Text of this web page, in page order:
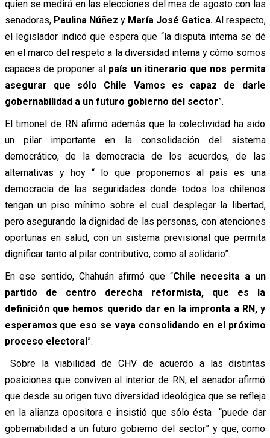
quien se medirá en las elecciones del mes de agosto con las
senadoras, Paulina Núñez y María José Gatica. Al respecto,
el legislador indicó que espera que “la disputa interna se dé
en el marco del respeto a la diversidad interna y cómo somos
capaces de proponer al país un itinerario que nos permita
asegurar que sólo Chile Vamos es capaz de darle
gobernabilidad a un futuro gobierno del sector”.
El timonel de RN afirmó además que la colectividad ha sido
un pilar importante en la consolidación del sistema
democrático, de la democracia de los acuerdos, de las
alternativas y hoy “ lo que proponemos al país es una
democracia de las seguridades donde todos los chilenos
tengan un piso mínimo sobre el cual desplegar la libertad,
pero asegurando la dignidad de las personas, con atenciones
oportunas en salud, con un sistema previsional que permita
dignificar tanto al pilar contributivo, como al solidario”.
En ese sentido, Chahuán afirmó que “Chile necesita a un
partido de centro derecha reformista, que es la
definición que hemos querido dar en la impronta a RN, y
esperamos que eso se vaya consolidando en el próximo
proceso electoral”.
Sobre la viabilidad de CHV de acuerdo a las distintas
posiciones que conviven al interior de RN, el senador afirmó
que desde su origen tuvo diversidad ideológica que se refleja
en la alianza opositora e insistió que sólo ésta “puede dar
gobernabilidad a un futuro gobierno del sector” y que, como